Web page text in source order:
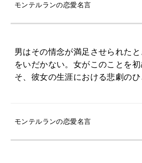
モンテルランの恋愛名言
男はその情念が満足させられた
をいだかない。女がこのことを初
そ、彼女の生涯における悲劇のひ
モンテルランの恋愛名言